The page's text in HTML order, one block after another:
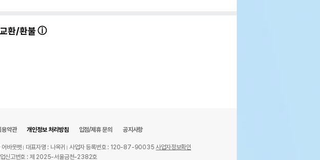
환/환불
용약관 개인정보 처리방침 입점/제휴 문의 공지사항
어바웃펫 대표자명 : 나옥귀 사업자 등록번호 : 120-87-90035사업자정보확인
업신고번호 : 제 2025-서울금천-2382호